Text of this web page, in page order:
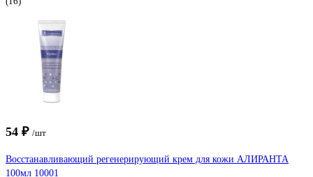
54 ₽ /шт
Восстанавливающий регенерирующий крем для кожи АЛИРАНТА
100мл 10001